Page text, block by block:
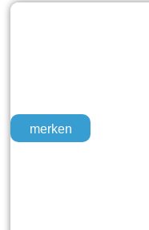
merken